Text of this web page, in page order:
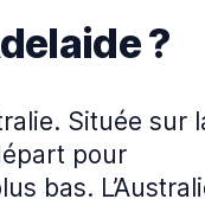
?
Située sur
pour
bas.